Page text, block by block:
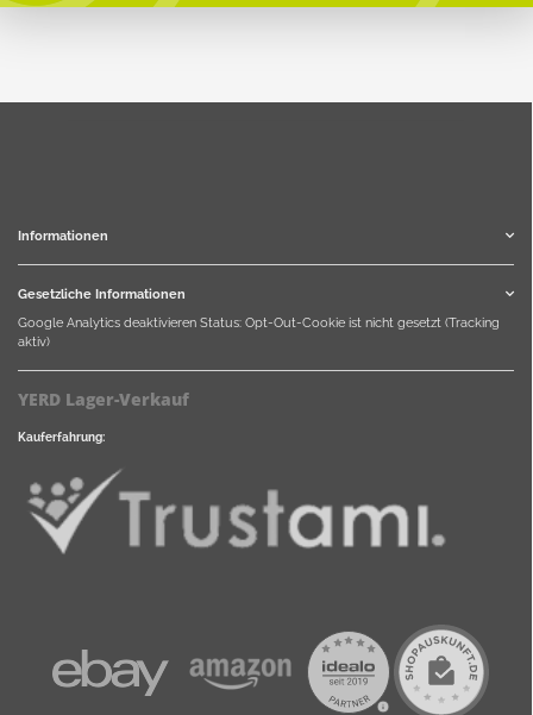
Informationen
Gesetzliche Informationen
Google Analytics deaktivieren Status: Opt-Out-Cookie ist nicht gesetzt (Tracking
aktiv)
YERD Lager-Verkauf
Kauferfahrung: